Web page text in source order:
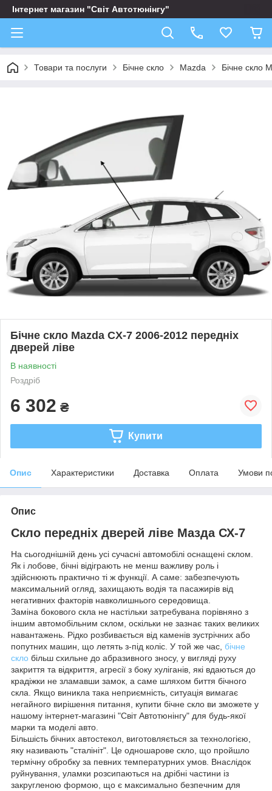
Інтернет магазин "Світ Автотюнінгу"
Товари та послуги Бічне скло Mazda Бічне скло
Бічне скло Mazda CX-7 2006-2012 передніх
дверей ліве
В наявності
Роздріб
6 302 ₴
Купити
Опис Характеристики Доставка Оплата Умови
Опис
Скло передніх дверей ліве Мазда СХ-7
На сьогоднішній день усі сучасні автомобілі оснащені склом.
Як і лобове, бічні відіграють не менш важливу роль і
здійснюють практично ті ж функції. А саме: забезпечують
максимальний огляд, захищають водія та пасажирів від
негативних факторів навколишнього середовища.
Заміна бокового скла не настільки затребувана порівняно з
іншим автомобільним склом, оскільки не зазнає таких великих
навантажень. Рідко розбивається від каменів зустрічних або
попутних машин, що летять з-під коліс. У той же час, бічне
скло більш схильне до абразивного зносу, у вигляді руху
закриття та відкриття, агресії з боку хуліганів, які вдаються до
крадіжки не зламавши замок, а саме шляхом биття бічного
скла. Якщо виникла така неприємність, ситуація вимагає
негайного вирішення питання, купити бічне скло ви зможете у
нашому інтернет-магазині "Світ Автотюнінгу" для будь-якої
марки та моделі авто.
Більшість бічних автостекол, виготовляється за технологією,
яку називають "сталініт". Це одношарове скло, що пройшло
термічну обробку за певних температурних умов. Внаслідок
руйнування, уламки розсипаються на дрібні частини із
закругленою формою, що є максимально безпечним для